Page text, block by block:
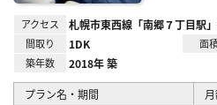
アクセス 札幌市東西線「南郷７丁目駅
間取り 1DK 面
築年数 2018年 築
プラン名・期間